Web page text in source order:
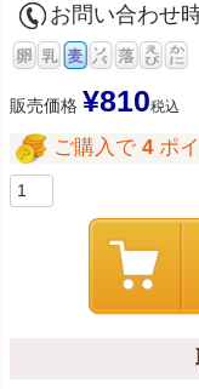
お問い合わせ
販売価格 ¥810税込
ご購入で 4 ポ